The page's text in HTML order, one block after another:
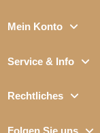
Mein Konto
Service & Info
Rechtliches
Folgen Sie uns